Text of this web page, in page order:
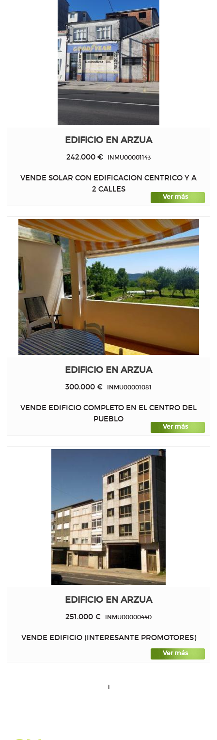
EDIFICIO EN ARZUA
242.000 € INMU00001143
VENDE SOLAR CON EDIFICACION CENTRICO Y A
2 CALLES
Ver más
EDIFICIO EN ARZUA
300.000 € INMU00001081
VENDE EDIFICIO COMPLETO EN EL CENTRO DEL
PUEBLO
Ver más
EDIFICIO EN ARZUA
251.000 € INMU00000440
VENDE EDIFICIO (INTERESANTE PROMOTORES)
Ver más
1